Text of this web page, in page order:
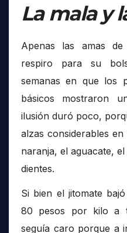
La mala y
Apenas las amas
respiro para su
semanas en que los
básicos mostraron
ilusión duró poco,
alzas considerables
naranja, el aguacate,
dientes.
Si bien el jitomate
80 pesos por kilo a
seguía caro porque a